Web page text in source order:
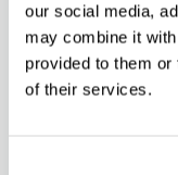
our social media,
may combine it
provided to them
of their services.